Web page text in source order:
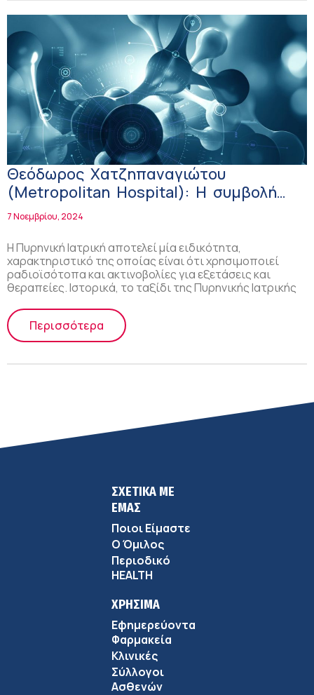
Θεόδωρος Χατζηπαναγιώτου
(Metropolitan Hospital): Η συμβολή
της Πυρηνικής Ιατρικής στην
αντιμετώπιση παθήσεων!
7 Νοεμβρίου, 2024
H Πυρηνική Ιατρική αποτελεί μία ειδικότητα,
χαρακτηριστικό της οποίας είναι ότι χρησιμοποιεί
ραδιοϊσότοπα και ακτινοβολίες για εξετάσεις και
θεραπείες. Ιστορικά, το ταξίδι της Πυρηνικής Ιατρικής
Περισσότερα
ΣΧΕΤΙΚΑ ΜΕ
ΕΜΑΣ
Ποιοι Είμαστε
Ο Όμιλος
Περιοδικό
HEALTH
ΧΡΗΣΙΜΑ
Εφημερεύοντα
Φαρμακεία
Κλινικές
Σύλλογοι
Ασθενών